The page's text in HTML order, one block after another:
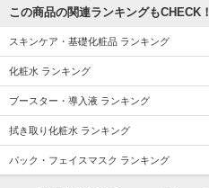
この商品の関連ランキングもCHECK！
スキンケア・基礎化粧品 ランキング
化粧水 ランキング
ブースター・導入液 ランキング
拭き取り化粧水 ランキング
パック・フェイスマスク ランキング